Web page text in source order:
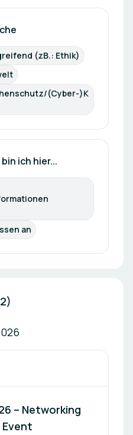
(zB.: Ethik)
(Cyber-)K
ich hier...
an
– Networking